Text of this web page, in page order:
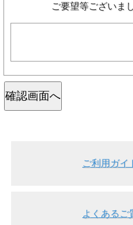
ご要望等ございま
ご利用ガイ
よくあるご